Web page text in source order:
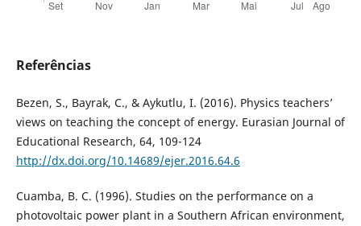
Referências
Bezen, S., Bayrak, C., & Aykutlu, I. (2016). Physics teachers’
views on teaching the concept of energy. Eurasian Journal of
Educational Research, 64, 109-124
http://dx.doi.org/10.14689/ejer.2016.64.6
Cuamba, B. C. (1996). Studies on the performance on a
photovoltaic power plant in a Southern African environment,